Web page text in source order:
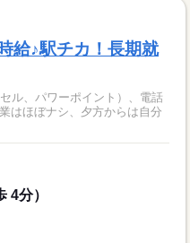
給♪駅チカ！長期就
ル、パワーポイント）、電話
はほぼナシ、夕方からは自分
4分）